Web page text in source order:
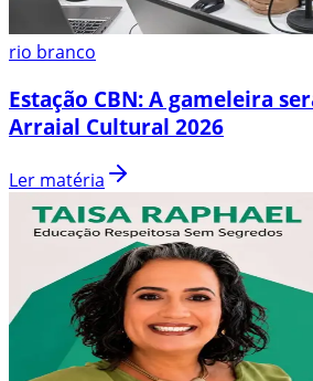
rio branco
Estação CBN: A gameleira
Arraial Cultural 2026
Ler matéria